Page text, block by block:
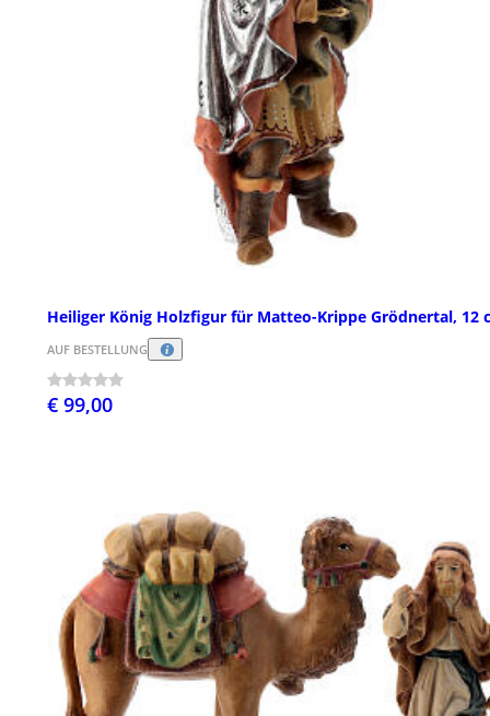
Heiliger König Holzfigur für Matteo-Krippe Grödnertal, 12
AUF BESTELLUNG
€ 99,00